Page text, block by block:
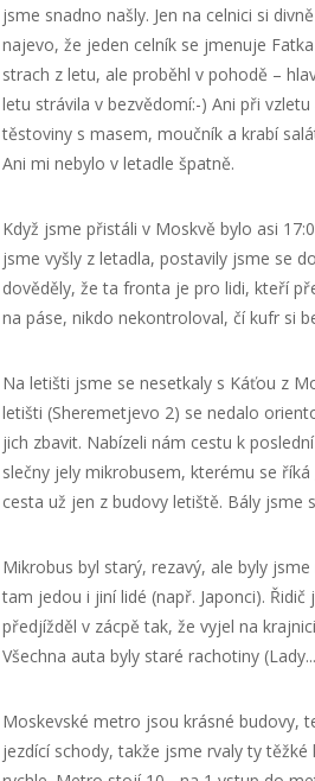
jsme snadno našly. Jen na celnici si
najevo, že jeden celník se jmenuje
strach z letu, ale proběhl v pohodě –
letu strávila v bezvědomí:-) Ani při
těstoviny s masem, moučník a krabí
Ani mi nebylo v letadle špatně.
Když jsme přistáli v Moskvě bylo asi
jsme vyšly z letadla, postavily jsme se
dověděly, že ta fronta je pro lidi, kteří
na páse, nikdo nekontroloval, čí kufr si
Na letišti jsme se nesetkaly s Káťou z
letišti (Sheremetjevo 2) se nedalo
jich zbavit. Nabízeli nám cestu k
slečny jely mikrobusem, kterému se
cesta už jen z budovy letiště. Bály jsme
Mikrobus byl starý, rezavý, ale byly
tam jedou i jiní lidé (např. Japonci).
předjížděl v zácpě tak, že vyjel na
Všechna auta byly staré rachotiny
Moskevské metro jsou krásné budovy,
jezdící schody, takže jsme rvaly ty